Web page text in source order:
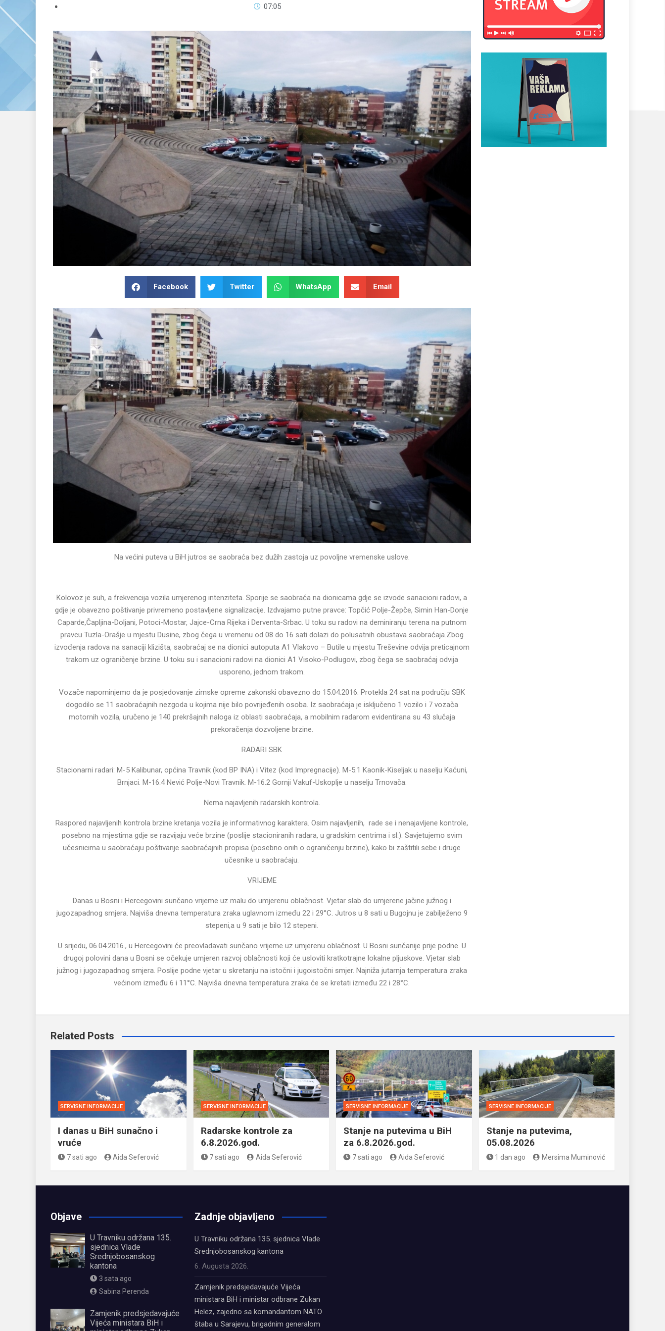
07:05
Facebook Twitter WhatsApp Email
Na većini puteva u BiH jutros se saobraća bez dužih zastoja uz povoljne vremenske uslove.
Kolovoz je suh, a frekvencija vozila umjerenog intenziteta. Sporije se saobraća na dionicama gdje se izvode sanacioni radovi, a
gdje je obavezno poštivanje privremeno postavljene signalizacije. Izdvajamo putne pravce: Topčić Polje-Žepče, Simin Han-Donje
Caparde,Čapljina-Doljani, Potoci-Mostar, Jajce-Crna Rijeka i Derventa-Srbac. U toku su radovi na deminiranju terena na putnom
pravcu Tuzla-Orašje u mjestu Dusine, zbog čega u vremenu od 08 do 16 sati dolazi do polusatnih obustava saobraćaja.Zbog
izvođenja radova na sanaciji klizišta, saobraćaj se na dionici autoputa A1 Vlakovo – Butile u mjestu Treševine odvija preticajnom
trakom uz ograničenje brzine. U toku su i sanacioni radovi na dionici A1 Visoko-Podlugovi, zbog čega se saobraćaj odvija
usporeno, jednom trakom.
Vozače napominjemo da je posjedovanje zimske opreme zakonski obavezno do 15.04.2016. Protekla 24 sat na području SBK
dogodilo se 11 saobraćajnih nezgoda u kojima nije bilo povrijeđenih osoba. Iz saobraćaja je isključeno 1 vozilo i 7 vozača
motornih vozila, uručeno je 140 prekršajnih naloga iz oblasti saobraćaja, a mobilnim radarom evidentirana su 43 slučaja
prekoračenja dozvoljene brzine.
RADARI SBK
Stacionarni radari: M-5 Kalibunar, općina Travnik (kod BP INA) i Vitez (kod Impregnacije). M-5.1 Kaonik-Kiseljak u naselju Kaćuni,
Brnjaci. M-16.4 Nević Polje-Novi Travnik. M-16.2 Gornji Vakuf-Uskoplje u naselju Trnovača.
Nema najavljenih radarskih kontrola.
Raspored najavljenih kontrola brzine kretanja vozila je informativnog karaktera. Osim najavljenih, rade se i nenajavljene kontrole,
posebno na mjestima gdje se razvijaju veće brzine (poslije stacioniranih radara, u gradskim centrima i sl.). Savjetujemo svim
učesnicima u saobraćaju poštivanje saobraćajnih propisa (posebno onih o ograničenju brzine), kako bi zaštitili sebe i druge
učesnike u saobraćaju.
VRIJEME
Danas u Bosni i Hercegovini sunčano vrijeme uz malu do umjerenu oblačnost. Vjetar slab do umjerene jačine južnog i
jugozapadnog smjera. Najviša dnevna temperatura zraka uglavnom između 22 i 29°C. Jutros u 8 sati u Bugojnu je zabilježeno 9
stepeni,a u 9 sati je bilo 12 stepeni.
U srijedu, 06.04.2016., u Hercegovini će preovladavati sunčano vrijeme uz umjerenu oblačnost. U Bosni sunčanije prije podne. U
drugoj polovini dana u Bosni se očekuje umjeren razvoj oblačnosti koji će usloviti kratkotrajne lokalne pljuskove. Vjetar slab
južnog i jugozapadnog smjera. Poslije podne vjetar u skretanju na istočni i jugoistočni smjer. Najniža jutarnja temperatura zraka
većinom između 6 i 11°C. Najviša dnevna temperatura zraka će se kretati između 22 i 28°C.
Related Posts
SERVISNE INFORMACIJE
I danas u BiH sunačno i
vruće
7 sati ago Aida Seferović
SERVISNE INFORMACIJE
Radarske kontrole za
6.8.2026.god.
7 sati ago Aida Seferović
SERVISNE INFORMACIJE
Stanje na putevima u BiH
za 6.8.2026.god.
7 sati ago Aida Seferović
SERVISNE INFORMACIJE
Stanje na putevima,
05.08.2026
1 dan ago Mersima Muminović
Objave
U Travniku održana 135.
sjednica Vlade
Srednjobosanskog
kantona
3 sata ago
Sabina Perenda
Zamjenik predsjedavajuće
Vijeća ministara BiH i
Zadnje objavljeno
U Travniku održana 135. sjednica Vlade
Srednjobosanskog kantona
6. Augusta 2026.
Zamjenik predsjedavajuće Vijeća
ministara BiH i ministar odbrane Zukan
Helez, zajedno sa komandantom NATO
štaba u Sarajevu, brigadnim generalom